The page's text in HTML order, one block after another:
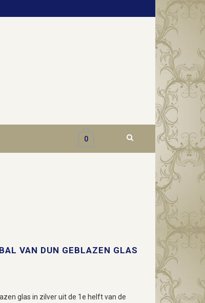
0
VAN DUN GEBLAZEN GLAS
glas in zilver uit de 1e helft van de